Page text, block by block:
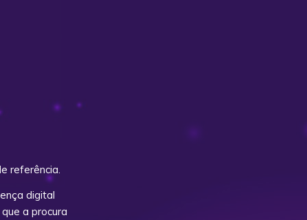
referência.
digital
a procura